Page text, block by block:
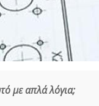
με απλά λόγια;